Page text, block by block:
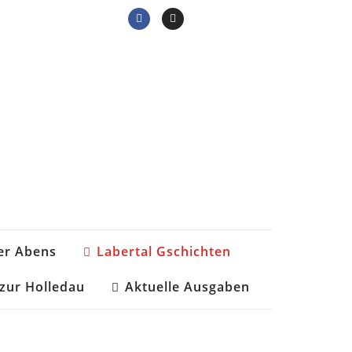
Abens Labertal Gschichten
Holledau Aktuelle Ausgaben